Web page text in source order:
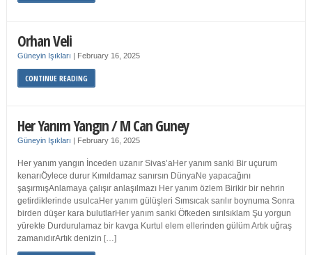
Orhan Veli
Güneyin Işıkları | February 16, 2025
CONTINUE READING
Her Yanım Yangın / M Can Guney
Güneyin Işıkları | February 16, 2025
Her yanım yangın İnceden uzanır Sivas’aHer yanım sanki Bir uçurum
kenarıÖylece durur Kımıldamaz sanırsın DünyaNe yapacağını
şaşırmışAnlamaya çalışır anlaşılmazı Her yanım özlem Birikir bir nehrin
getirdiklerinde usulcaHer yanım gülüşleri Sımsıcak sarılır boynuma Sonra
birden düşer kara bulutlarHer yanım sanki Öfkeden sırılsıklam Şu yorgun
yürekte Durdurulamaz bir kavga Kurtul elem ellerinden gülüm Artık uğraş
zamanıdırArtık denizin […]